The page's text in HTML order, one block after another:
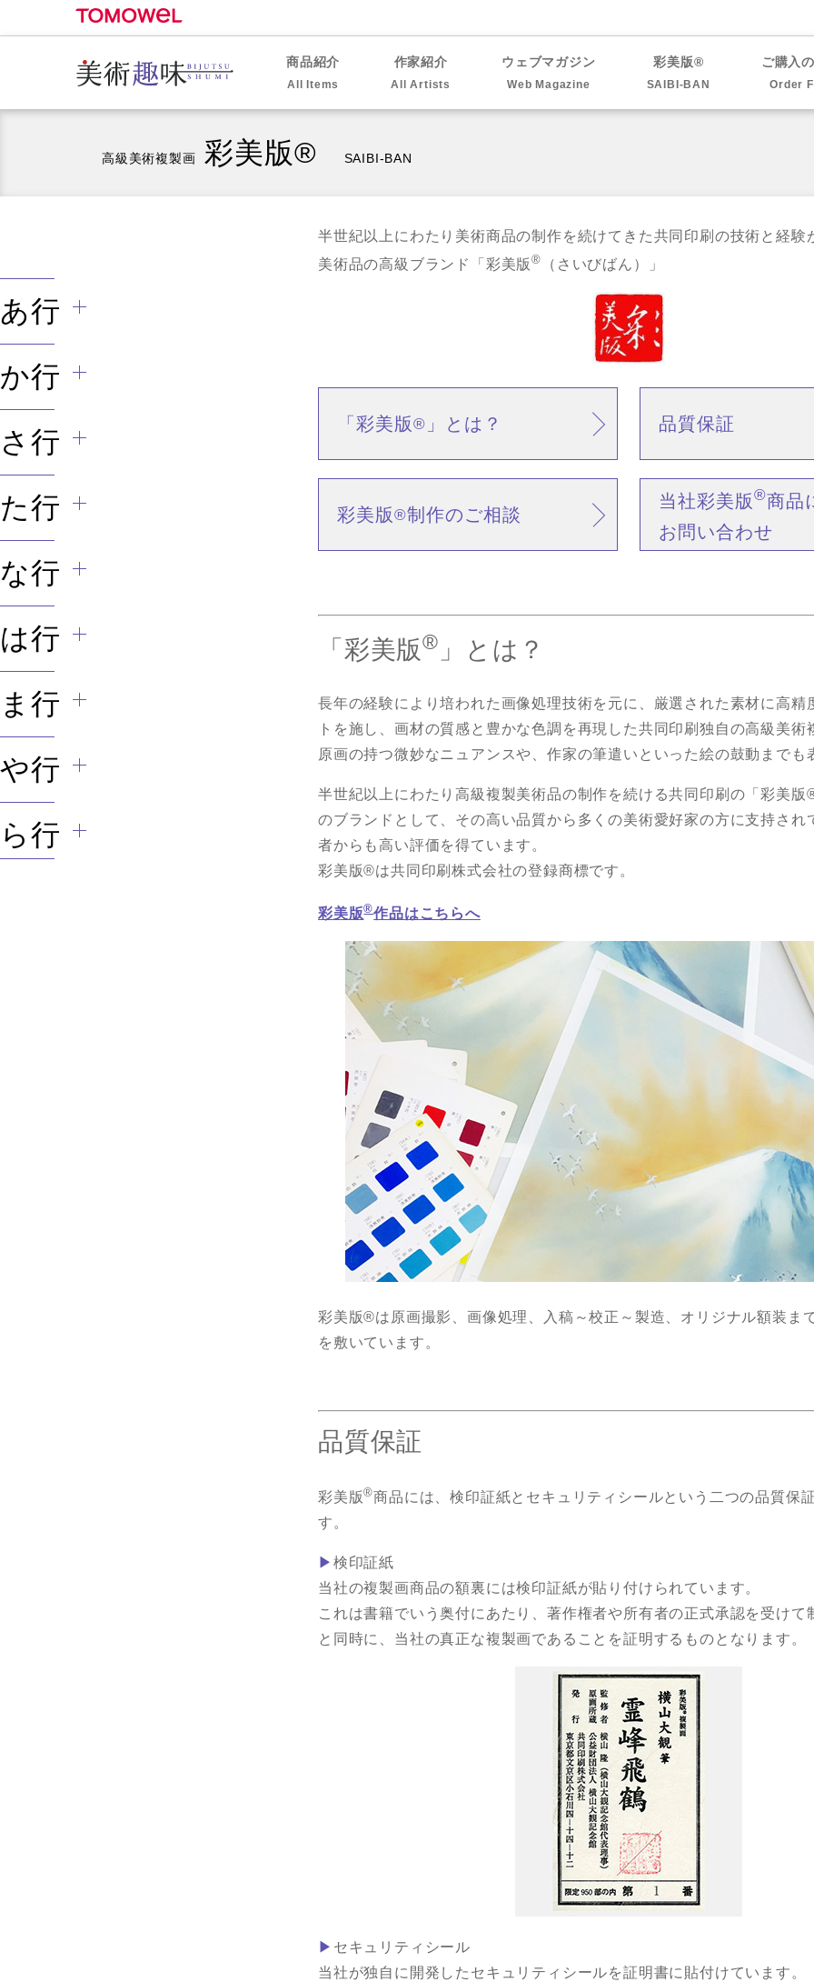
商品紹介
All Items
作家紹介
All Artists
ウェブマガジン
Web Magazine
彩美版®
SAIBI-BAN
ご購入
Order
高級美術複製画 彩美版® SAIBI-BAN
半世紀以上にわたり美術商品の制作を続けてきた共同印刷の技術と経験
美術品の高級ブランド「彩美版® （さいびばん）」
「彩美版® 」とは？ 品質保証
彩美版®制作のご相談
当社彩美版®商品
お問い合わせ
「彩美版® 」とは？
長年の経験により培われた画像処理技術を元に、厳選された素材に高精
トを施し、画材の質感と豊かな色調を再現した共同印刷独自の高級美術
原画の持つ微妙なニュアンスや、作家の筆遣いといった絵の鼓動までも
半世紀以上にわたり高級複製美術品の制作を続ける共同印刷の「彩美版
のブランドとして、その高い品質から多くの美術愛好家の方に支持され
者からも高い評価を得ています。
彩美版®は共同印刷株式会社の登録商標です。
彩美版®作品はこちらへ
彩美版®は原画撮影、画像処理、入稿～校正～製造、オリジナル額装ま
を敷いています。
品質保証
彩美版®商品には、検印証紙とセキュリティシールという二つの品質保
す。
▶ 検印証紙
当社の複製画商品の額裏には検印証紙が貼り付けられています。
これは書籍でいう奥付にあたり、著作権者や所有者の正式承認を受けて
と同時に、当社の真正な複製画であることを証明するものとなります。
▶ セキュリティシール
当社が独自に開発したセキュリティシールを証明書に貼付けています。
あ行
か行
さ行
た行
な行
は行
ま行
や行
ら行